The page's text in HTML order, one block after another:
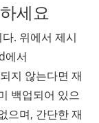
세요
. 위에서 제시
에서
지 않는다면 재
백업되어 있으
으며, 간단한 재